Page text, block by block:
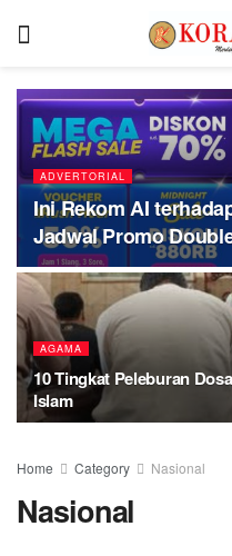
ADVERTORIAL
Ini Rekom AI
Jadwal Promo
AGAMA
10 Tingkat Peleburan
Islam
Home Category Nasional
Nasional